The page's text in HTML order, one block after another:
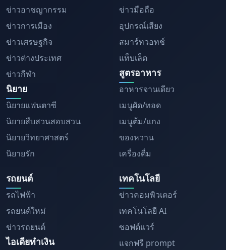
ข่าวอาชญากรรม
ข่าวการเมือง
ข่าวเศรษฐกิจ
ข่าวต่างประเทศ
ข่าวกีฬา
นิยาย
นิยายแฟนตาซี
นิยายสืบสวนสอบสวน
นิยายวิทยาศาสตร์
นิยายรัก
ข่าวมือถือ
อุปกรณ์เสียง
สมาร์ทวอทช์
แท็บเล็ต
สูตรอาหาร
อาหารจานเดียว
เมนูผัด/ทอด
เมนูต้ม/แกง
ของหวาน
เครื่องดื่ม
รถยนต์
รถไฟฟ้า
รถยนต์ใหม่
ข่าวรถยนต์
ไอเดียทำเงิน
เทคโนโลยี
ข่าวคอมพิวเตอร์
เทคโนโลยี AI
ซอฟต์แวร์
แจกฟรี prompt